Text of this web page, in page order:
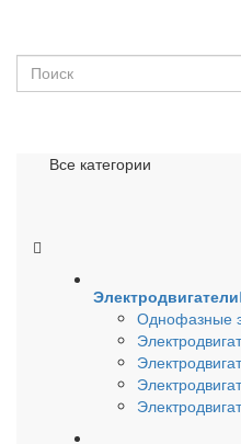
Все категории
Электродвигатели
Однофазные